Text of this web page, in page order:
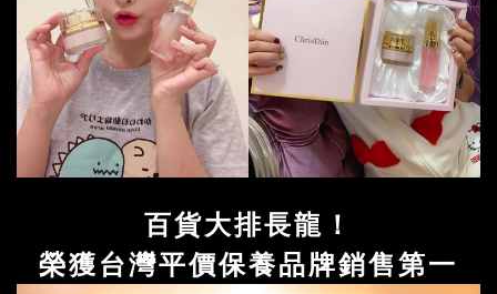
百貨大排長龍！
榮獲台灣平價保養品牌銷售第一